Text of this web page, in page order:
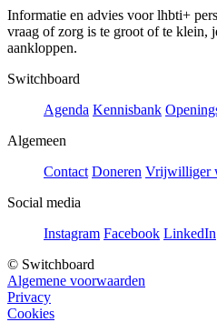
Informatie en advies voor lhbti+
vraag of zorg is te groot of te klein,
aankloppen.
Switchboard
Agenda Kennisbank
Algemeen
Contact Doneren Vrijwilliger
Social media
Instagram Facebook LinkedIn
© Switchboard
Algemene voorwaarden
Privacy
Cookies